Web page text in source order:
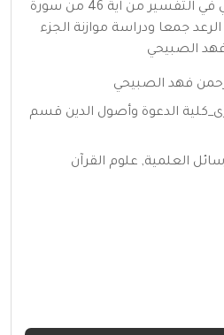
ترجيحات ابي حيان الاندلسي في التفسير من اية 46 من سورة
من سورة الرعد جمعا ودراسة موازنة الجزء
فهد الصبيحي
فهد الصبيحي
الدعوة وأصول الدين قسم
العلمية, علوم القرآن